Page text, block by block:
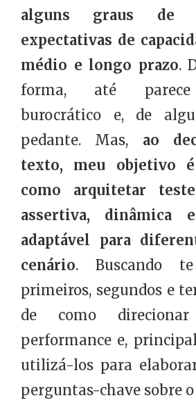
alguns graus de
expectativas de
médio e longo prazo.
forma, até parece
burocrático e, de
pedante. Mas, ao
texto, meu objetivo
como arquitetar
assertiva, dinâmica
adaptável para
cenário. Buscando
primeiros, segundos e
de como
performance e,
utilizá-los para
perguntas-chave sobre